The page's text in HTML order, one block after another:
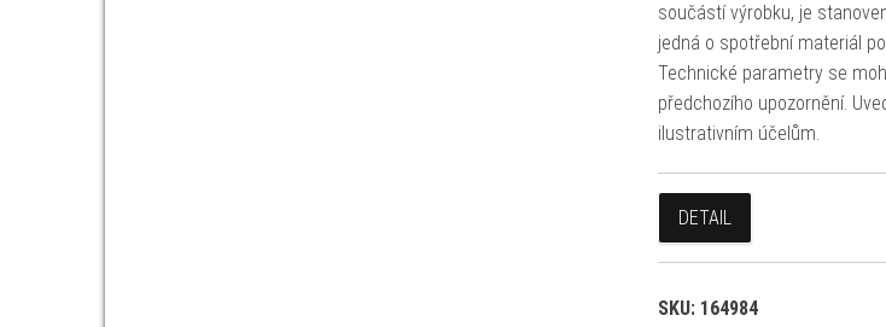
součástí výrobku, je
jedná o spotřební materiál
Technické parametry se
předchozího upozornění.
ilustrativním účelům.
DETAIL
SKU: 164984